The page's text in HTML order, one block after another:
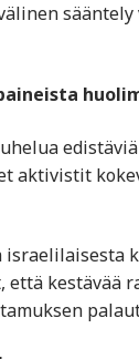
aktivistit
kestävää